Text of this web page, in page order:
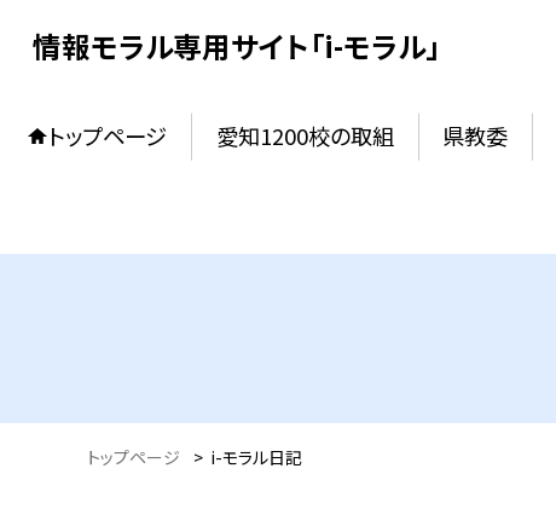
情報モラル専用サイト「i-モラル」
トップページ 愛知1200校の取組 県教委
トップページ > i-モラル日記